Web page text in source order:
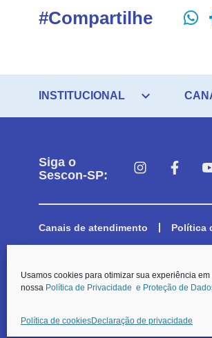
Usamos cookies para otimizar sua experiência
nossa Política de Privacidade e Proteção de
Política de cookiesDeclaração de privacidade
#Compartilhe
INSTITUCIONAL expand_more
Siga o
Sescon-SP:
Canais de atendimento Política
© O Sescon-SP e a Aescon-SP informam
a coleta dos dados pessoais dispostos nos